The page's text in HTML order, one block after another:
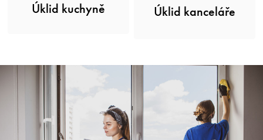
Úklid kuchyně Úklid kanceláře